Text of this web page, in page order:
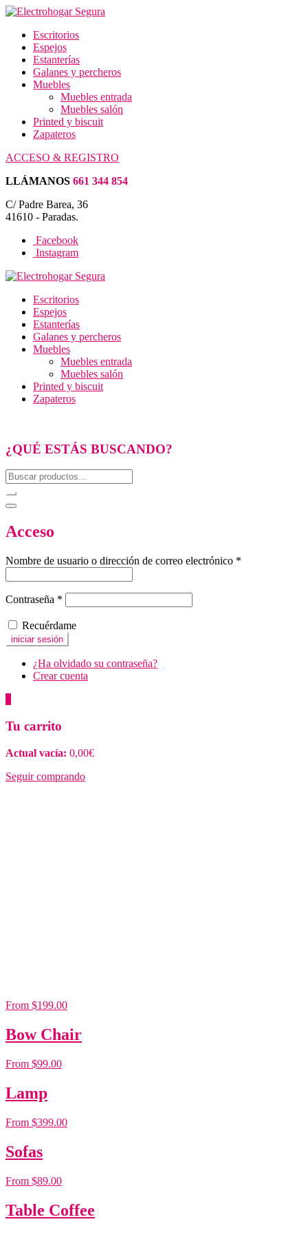
Escritorios
Espejos
Estanterías
Galanes y percheros
Muebles
Muebles entrada
Muebles salón
Printed y biscuit
Zapateros
ACCESO & REGISTRO
LLÁMANOS 661 344 854
C/ Padre Barea, 36
41610 - Paradas.
Facebook
Instagram
Escritorios
Espejos
Estanterías
Galanes y percheros
Muebles
Muebles entrada
Muebles salón
Printed y biscuit
Zapateros
¿QUÉ ESTÁS BUSCANDO?
Acceso
Nombre de usuario o dirección de correo electrónico *
Contraseña *
Recuérdame
¿Ha olvidado su contraseña?
Crear cuenta
Tu carrito
Actual vacía: 0,00€
Seguir comprando
From $199.00
Bow Chair
From $99.00
Lamp
From $399.00
Sofas
From $89.00
Table Coffee